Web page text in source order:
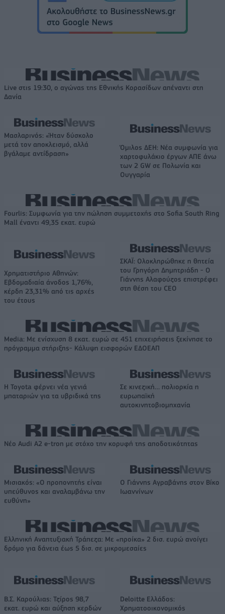
Live στις 19:30, ο αγώνας της Εθνικής Κορασίδων απέναντι στη
Δανία
Μασλαρινός: «Ήταν δύσκολο
μετά τον αποκλεισμό, αλλά
βγάλαμε αντίδραση»
Όμιλος ΔΕΗ: Νέα συμφωνία για
χαρτοφυλάκιο έργων ΑΠΕ άνω
των 2 GW σε Πολωνία και
Ουγγαρία
Fourlis: Συμφωνία για την πώληση συμμετοχής στο Sofia South Ring
Mall έναντι 49,35 εκατ. ευρώ
Χρηματιστήριο Αθηνών:
Εβδομαδιαία άνοδος 1,76%,
κέρδη 23,31% από τις αρχές
του έτους
ΣΚΑΪ: Ολοκληρώθηκε η θητεία
του Γρηγόρη Δημητριάδη - Ο
Γιάννης Αλαφούζος επιστρέφει
στη θέση του CEO
Media: Με ενίσχυση 8 εκατ. ευρώ σε 451 επιχειρήσεις ξεκίνησε το
πρόγραμμα στήριξης- Κάλυψη εισφορών ΕΔΟΕΑΠ
Η Toyota φέρνει νέα γενιά
μπαταριών για τα υβριδικά της
Σε κινεζική… πολιορκία η
ευρωπαϊκή
αυτοκινητοβιομηχανία
Νέο Audi A2 e-tron με στόχο την κορυφή της αποδοτικότητας
Μισιακός: «Ο προπονητής είναι
υπεύθυνος και αναλαμβάνω την
ευθύνη»
Ο Γιάννης Αγραβάνης στον Βίκο
Ιωαννίνων
Ελληνική Αναπτυξιακή Τράπεζα: Με «προίκα» 2 δισ. ευρώ ανοίγει
δρόμο για δάνεια έως 5 δισ. σε μικρομεσαίες
Β.Σ. Καρούλιας: Τζίρος 98,7
εκατ. ευρώ και αύξηση κερδών
Deloitte Ελλάδος:
Χρηματοοικονομικός